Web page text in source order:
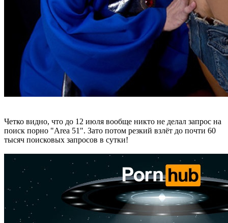
Четко видно, что до 12 июля вообще никто не делал запрос на
поиск порно "Area 51". Зато потом резкий взлёт до почти 60
тысяч поисковых запросов в сутки!